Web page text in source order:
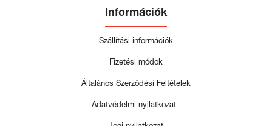
Információk
Szállítási információk
Fizetési módok
Általános Szerződési Feltételek
Adatvédelmi nyilatkozat